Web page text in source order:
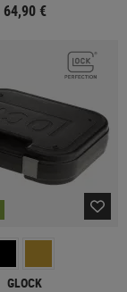
64,90 €
GLOCK